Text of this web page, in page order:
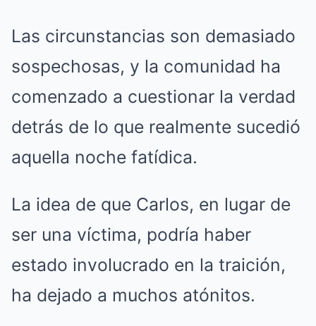
Las circunstancias son demasiado
sospechosas, y la comunidad ha
comenzado a cuestionar la verdad
detrás de lo que realmente sucedió
aquella noche fatídica.
La idea de que Carlos, en lugar de
ser una víctima, podría haber
estado involucrado en la traición,
ha dejado a muchos atónitos.